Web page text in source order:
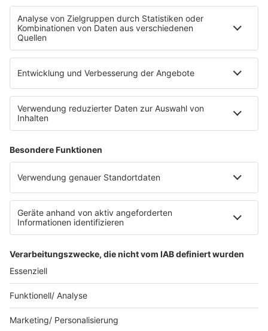
Empfang
90s90s App
Sonos
Service
FAQs
Kontakt
Datenschutz
Datenschutz Facebook & Instagram-Fanpage
Datenschutzeinstellungen
Allgemeine Teilnahmebedingungen
Werbung schalten
80s80s.de